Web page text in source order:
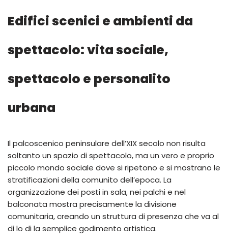
Edifici scenici e ambienti da
spettacolo: vita sociale,
spettacolo e personalito
urbana
Il palcoscenico peninsulare dell’XIX secolo non risulta
soltanto un spazio di spettacolo, ma un vero e proprio
piccolo mondo sociale dove si ripetono e si mostrano le
stratificazioni della comunito dell’epoca. La
organizzazione dei posti in sala, nei palchi e nel
balconata mostra precisamente la divisione
comunitaria, creando un struttura di presenza che va al
di lo di la semplice godimento artistica.